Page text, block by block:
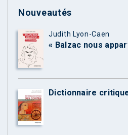
Nouveautés
Judith Lyon-Caen
« Balzac nous
Dictionnaire